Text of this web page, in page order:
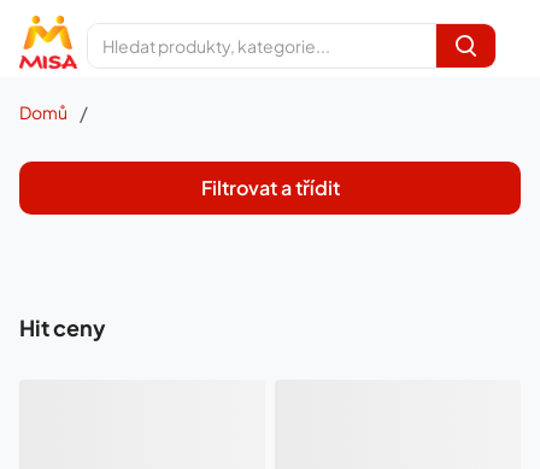
Domů /
Filtrovat a třídit
Hit ceny